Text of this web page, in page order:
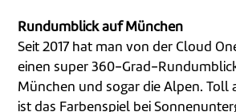
Rundumblick auf München
Seit 2017 hat man von der Cloud
einen super 360-Grad-
München und sogar die Alpen. Toll
ist das Farbenspiel bei